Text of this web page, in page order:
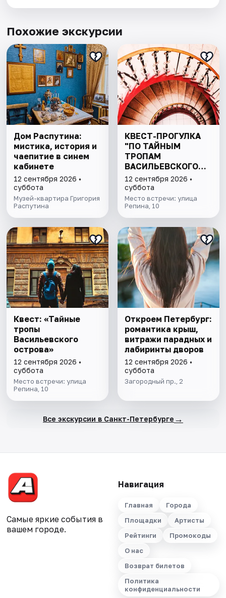
Похожие экскурсии
Дом Распутина:
мистика, история и
чаепитие в синем
кабинете
12 сентября 2026 •
суббота
Музей-квартира Григория
Распутина
КВЕСТ-ПРОГУЛКА
"ПО ТАЙНЫМ
ТРОПАМ
ВАСИЛЬЕВСКОГО
ОСТРОВА"
12 сентября 2026 •
суббота
Место встречи: улица
Репина, 10
Квест: «Тайные
тропы
Васильевского
острова»
12 сентября 2026 •
суббота
Место встречи: улица
Репина, 10
Откроем Петербург:
романтика крыш,
витражи парадных и
лабиринты дворов
12 сентября 2026 •
суббота
Загородный пр., 2
Все экскурсии в Санкт-Петербурге →
Самые яркие события в
вашем городе.
Навигация
Главная
Города
Площадки
Артисты
Рейтинги
Промокоды
О нас
Возврат билетов
Политика
конфиденциальности